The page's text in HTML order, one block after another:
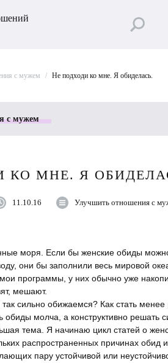
с мужем / Не подходи ко мне. Я обиделась.
КО МНЕ. Я
11.10.16 Улучшить отношения с
моря. Если бы женские обиды
они бы заполнили весь мировой
программы, у них обычно уже
мешают.
сильно обижаемся? Как стать
обиды молча, а конструктивно решать
тема. Я начинаю цикл статей о
распространенных причинах обид
пару устойчивой или
с мужем